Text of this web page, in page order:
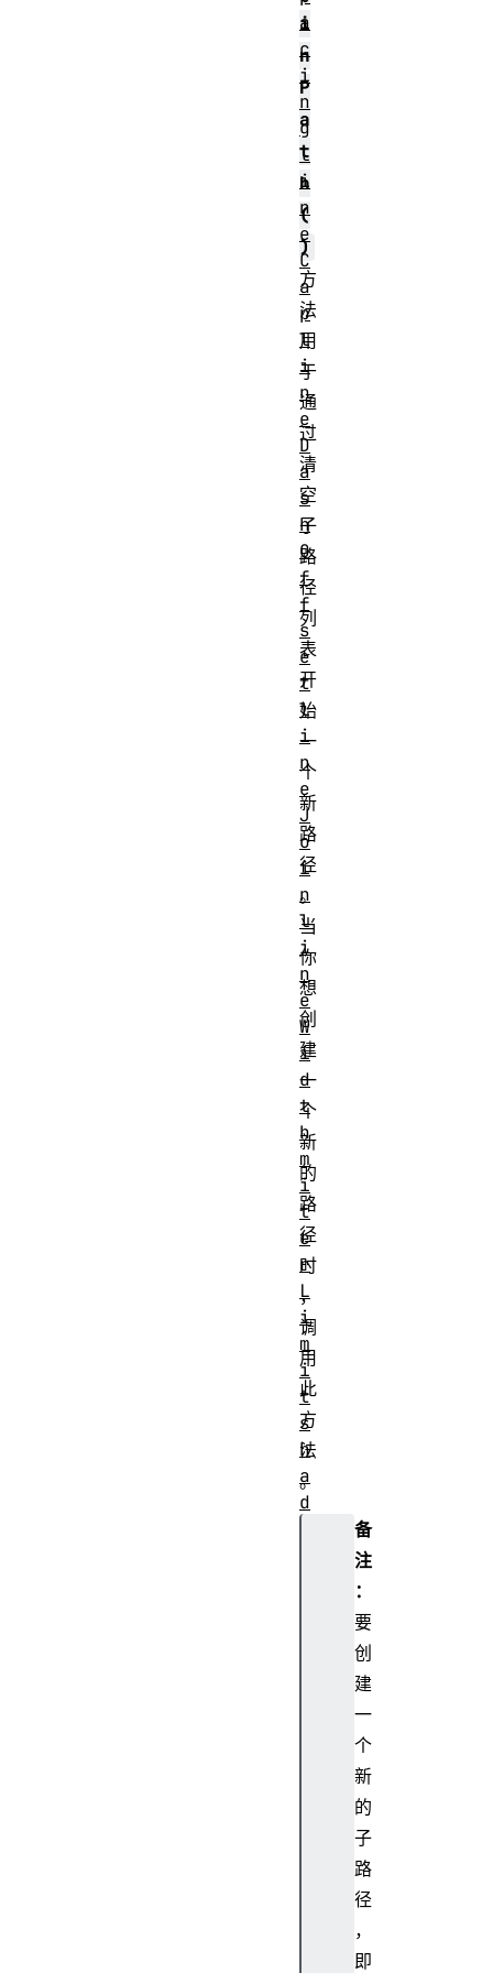
i
n
P
a
t
h
(
)
方
法
用
于
通
过
清
空
子
路
径
列
表
开
始
一
个
新
路
径
。
当
你
想
创
建
一
个
新
的
路
径
时
，
调
用
此
方
法
。
备
注
：
要
创
建
一
个
新
的
子
路
径
，
即
a
c
i
n
g
l
i
n
e
C
a
p
l
i
n
e
D
a
s
h
O
f
f
s
e
t
l
i
n
e
J
o
i
n
l
i
n
e
W
i
d
t
h
m
i
t
e
r
L
i
m
i
t
s
h
a
d